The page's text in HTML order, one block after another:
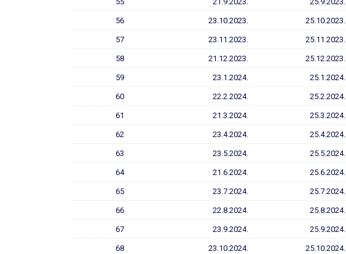
56 23.10.2023. 25.10.2023.
57 23.11.2023. 25.11.2023.
58 21.12.2023. 25.12.2023.
59 23.1.2024. 25.1.2024.
60 22.2.2024. 25.2.2024.
61 21.3.2024. 25.3.2024.
62 23.4.2024. 25.4.2024.
63 23.5.2024. 25.5.2024.
64 21.6.2024. 25.6.2024.
65 23.7.2024. 25.7.2024.
66 22.8.2024. 25.8.2024.
67 23.9.2024. 25.9.2024.
68 23.10.2024. 25.10.2024.